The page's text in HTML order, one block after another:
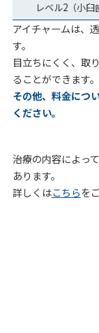
レベル2（小臼
アイチャームは、
す。
目立ちにくく、取
ることができます。
その他、料金につ
ください。
治療の内容によっ
あります。
詳しくはこちら を